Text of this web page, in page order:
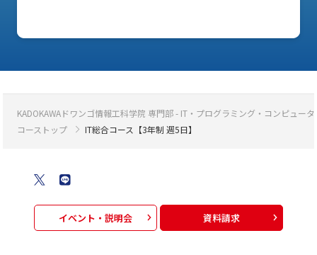
KADOKAWAドワンゴ情報工科学院 専門部 - IT・プログラミング・コンピュー
コーストップ
IT総合コース【3年制 週5日】
イベント・説明会 資料請求